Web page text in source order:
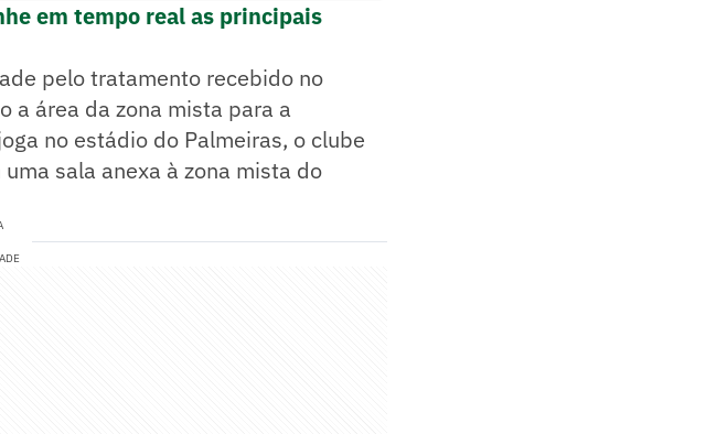
em tempo real as principais
pelo tratamento recebido no
a área da zona mista para a
no estádio do Palmeiras, o clube
sala anexa à zona mista do